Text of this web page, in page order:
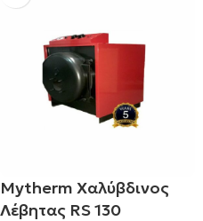
Mytherm Χαλύβδινος
Λέβητας RS 130